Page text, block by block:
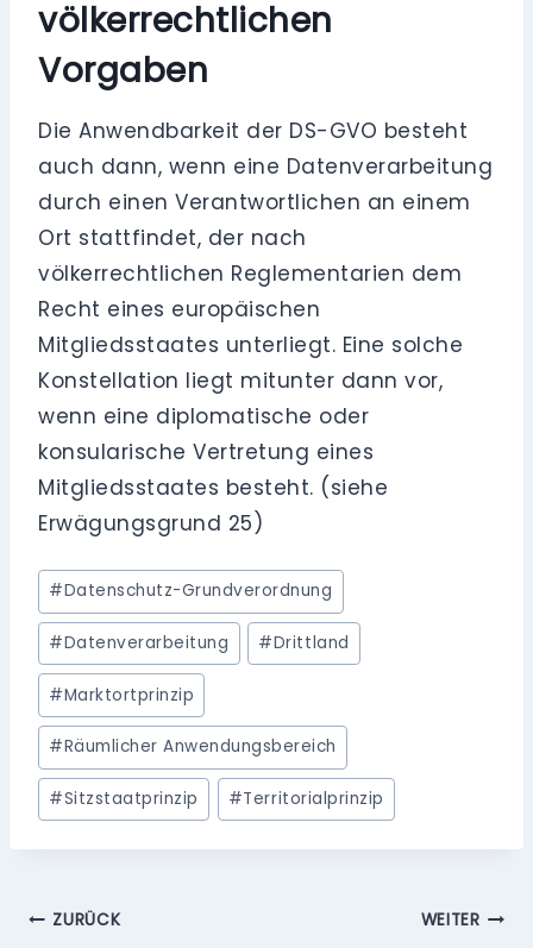
völkerrechtlichen
Vorgaben
Die Anwendbarkeit der DS-GVO besteht
auch dann, wenn eine Datenverarbeitung
durch einen Verantwortlichen an einem
Ort stattfindet, der nach
völkerrechtlichen Reglementarien dem
Recht eines europäischen
Mitgliedsstaates unterliegt. Eine solche
Konstellation liegt mitunter dann vor,
wenn eine diplomatische oder
konsularische Vertretung eines
Mitgliedsstaates besteht. (siehe
Erwägungsgrund 25)
Schlagworte:
#Datenschutz-Grundverordnung
#Datenverarbeitung #Drittland
#Marktortprinzip
#Räumlicher Anwendungsbereich
#Sitzstaatprinzip #Territorialprinzip
Beitragsnavigation
ZURÜCK WEITER